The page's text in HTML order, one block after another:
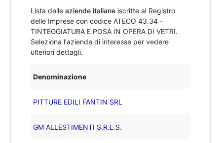
Lista delleaziende italiane iscritte al Registro
delle Imprese con codice ATECO43.34 -
TINTEGGIATURA E POSA IN OPERA DI VETRI.
Seleziona l'azienda di interesse per vedere
ulteriori dettagli.
Denominazione
PITTURE EDILI FANTIN SRL
GM ALLESTIMENTI S.R.L.S.